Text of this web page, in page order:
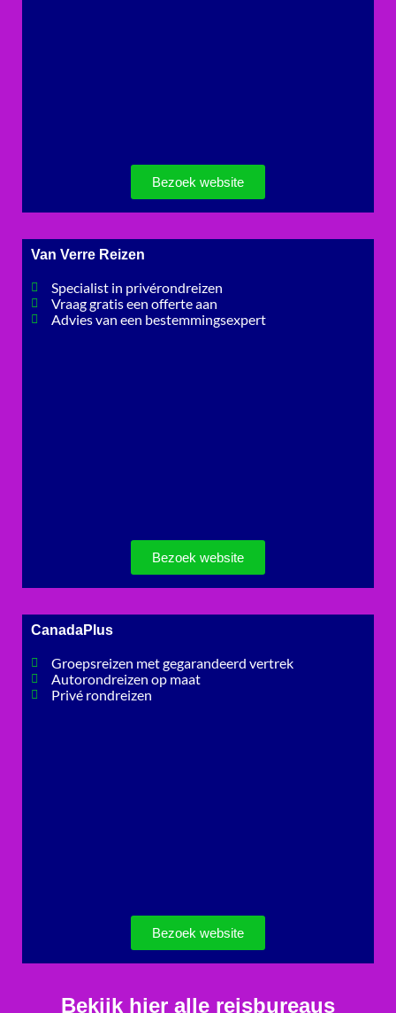
Bezoek website
Van Verre Reizen
Specialist in privérondreizen
Vraag gratis een offerte aan
Advies van een bestemmingsexpert
Bezoek website
CanadaPlus
Groepsreizen met gegarandeerd vertrek
Autorondreizen op maat
Privé rondreizen
Bezoek website
Bekijk hier alle reisbureaus